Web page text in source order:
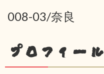
008-03/奈良
プロフィール